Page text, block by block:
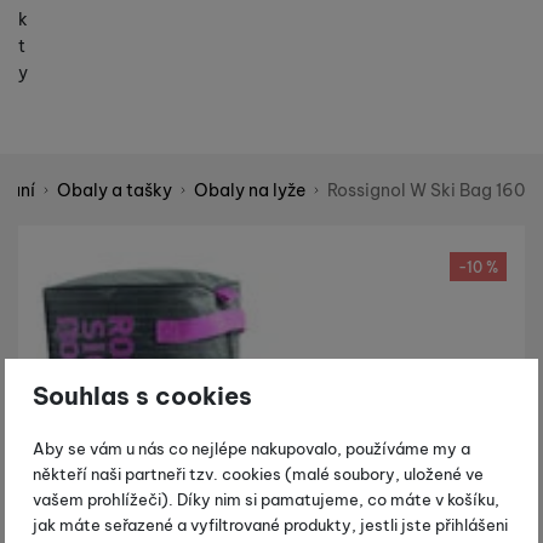
Souhlas s cookies
Aby se vám u nás co nejlépe nakupovalo, používáme my a
někteří naši partneři tzv. cookies (malé soubory, uložené ve
vašem prohlížeči). Díky nim si pamatujeme, co máte v košíku,
jak máte seřazené a vyfiltrované produkty, jestli jste přihlášeni
k
t
y
Obaly a tašky Obaly na lyže Rossignol W Ski Bag 160
Fotografie -10 %